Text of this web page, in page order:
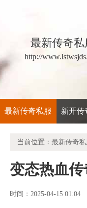
最新传奇私
http://
最新传奇私服 新开传
当前位置： 最新传奇私
变态热血
时间：2025-04-15 01:04